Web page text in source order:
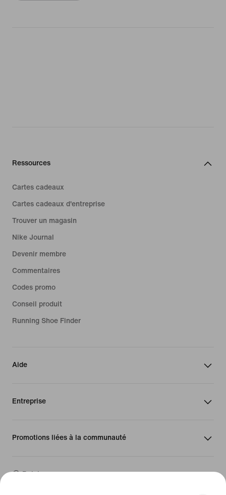
Ressources
Cartes cadeaux
Cartes cadeaux d'entreprise
Trouver un magasin
Nike Journal
Devenir membre
Commentaires
Codes promo
Conseil produit
Running Shoe Finder
Aide
Entreprise
Promotions liées à la communauté
Belgique